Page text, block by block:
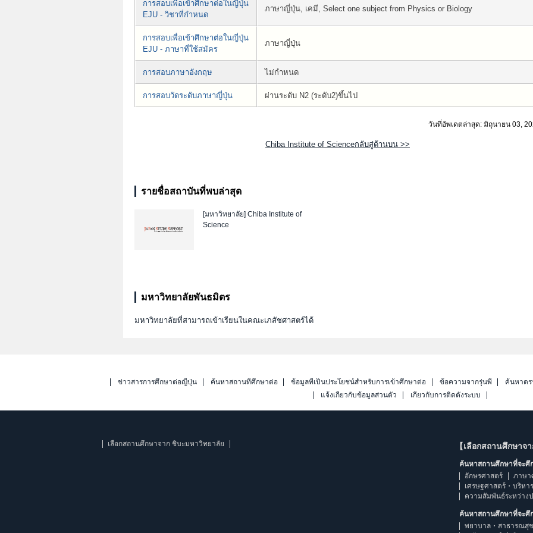
การสอบเพื่อเข้าศึกษาต่อในญี่ปุ่น
EJU - วิชาที่กำหนด
ภาษาญี่ปุ่น, เคมี, Select one subject from Physics or Biology
การสอบเพื่อเข้าศึกษาต่อในญี่ปุ่น
EJU - ภาษาที่ใช้สมัคร
ภาษาญี่ปุ่น
การสอบภาษาอังกฤษ ไม่กำหนด
การสอบวัดระดับภาษาญี่ปุ่น ผ่านระดับ N2 (ระดับ2)ขึ้นไป
วันที่อัพเดตล่าสุด: มิถุนายน 03,
Chiba Institute of Scienceกลับสู่ด้านบน >>
รายชื่อสถาบันที่พบล่าสุด
[มหาวิทยาลัย] Chiba Institute of
Science
มหาวิทยาลัยพันธมิตร
มหาวิทยาลัยที่สามารถเข้าเรียนในคณะเภสัชศาสตร์ได้
ข่าวสารการศึกษาต่อญี่ปุ่น ค้นหาสถานที่ศึกษาต่อ ข้อมูลที่เป็นประโยชน์สำหรับการเข้าศึกษาต่อ ข้อความจากรุ่นพี่
ค้นหาด
แจ้งเกี่ยวกับข้อมูลส่วนตัว
เกี่ยวกับการติดตั้งระบบ
เลือกสถานศึกษาจาก ชิบะมหาวิทยาลัย 【เลือกสถานศึกษาจ
ค้นหาสถานศึกษาที่จะศึ
อักษรศาสตร์
ภาษา
เศรษฐศาสตร์・บริห
ความสัมพันธ์ระหว่าง
ค้นหาสถานศึกษาที่จะศึ
พยาบาล・สาธารณสุ